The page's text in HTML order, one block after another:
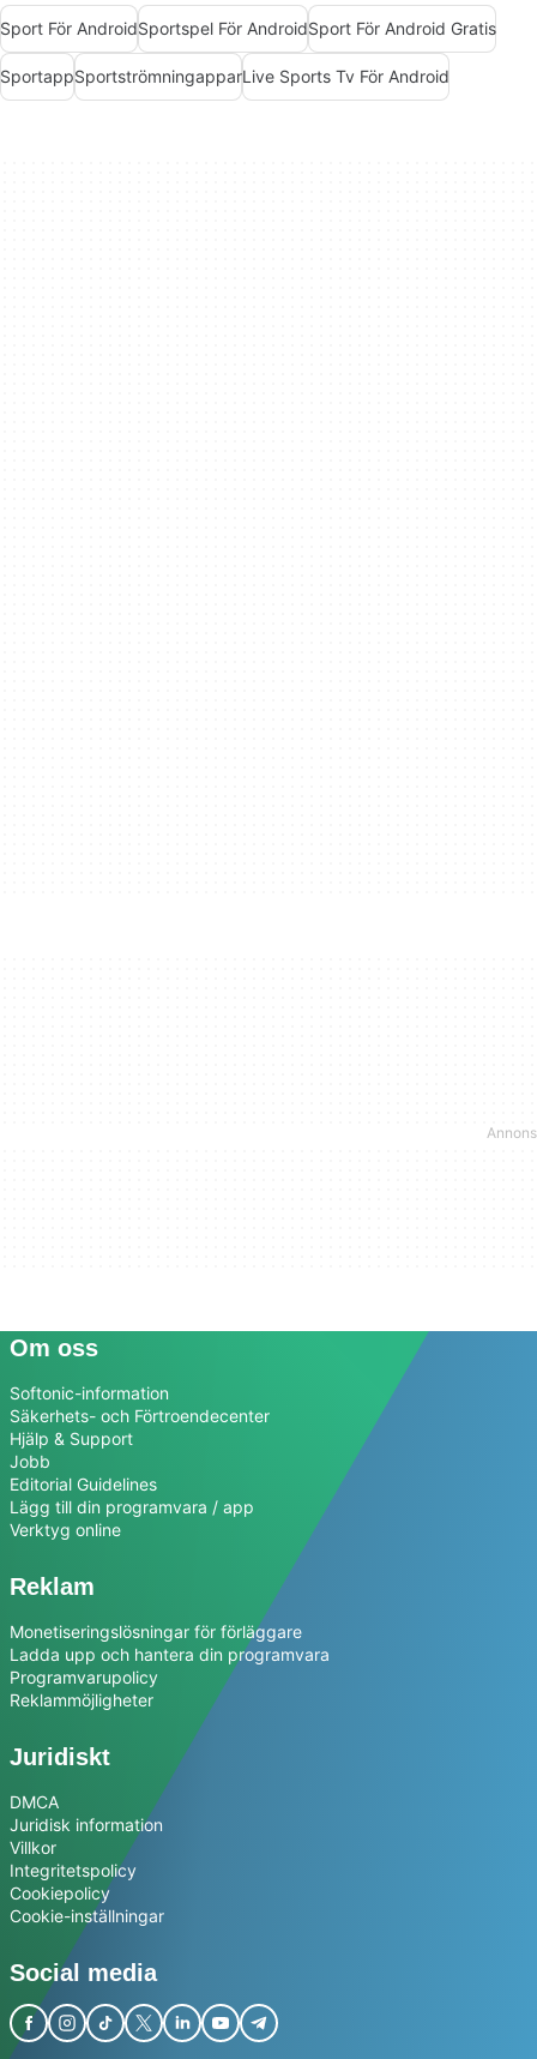
Sport För AndroidSportspel För AndroidSport För Android Gratis
SportappSportströmningapparLive Sports Tv För Android
Om oss
Softonic-information
Säkerhets- och Förtroendecenter
Hjälp & Support
Jobb
Editorial Guidelines
Lägg till din programvara / app
Verktyg online
Reklam
Monetiseringslösningar för förläggare
Ladda upp och hantera din programvara
Programvarupolicy
Reklammöjligheter
Juridiskt
DMCA
Juridisk information
Villkor
Integritetspolicy
Cookiepolicy
Cookie-inställningar
Social media